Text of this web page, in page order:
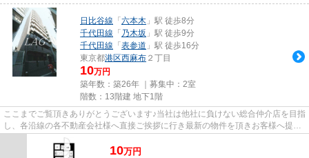
日比谷線 「 六本木 」駅 徒歩8分
千代田線 「 乃木坂 」駅 徒歩9分
千代田線 「 表参道 」駅 徒歩16分
東京都港区西麻布 ２丁目
10万円
築年数：築26年 ｜募集中： 2室
階数：13階建 地下1階
ここまでご覧頂きありがとうございます♪当社は他社に負けない総合仲介店を目指
し、各沿線の各不動産会社様へ直接ご挨拶に行き最新の物件を頂きお客様へ提供
しております！最新の情報は...
10万円